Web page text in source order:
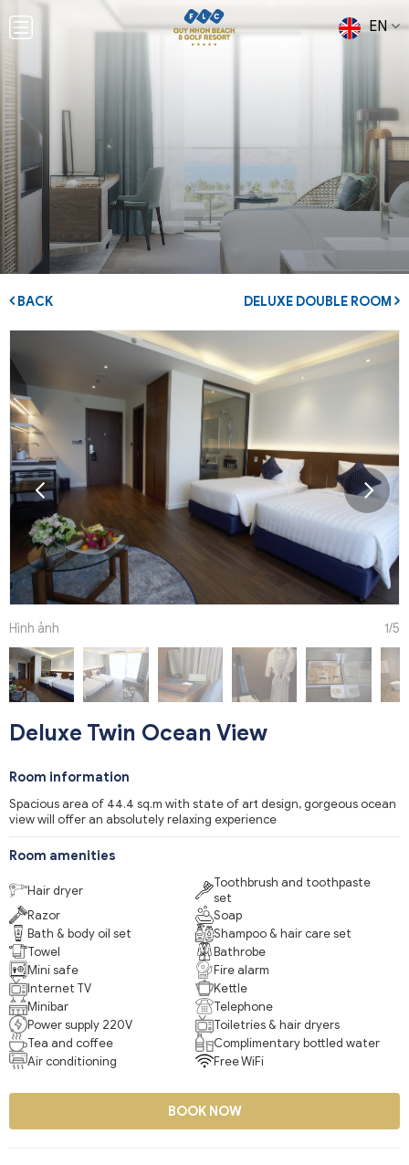
EN
BACK DELUXE DOUBLE ROOM
Hình ảnh 1/5
Deluxe Twin Ocean View
Room information
Spacious area of 44.4 sq.m with state of art design, gorgeous ocean
view will offer an absolutely relaxing experience
Room amenities
Hair dryer
Toothbrush and toothpaste
set
Razor
Soap
Bath & body oil set
Shampoo & hair care set
Towel
Bathrobe
Mini safe
Fire alarm
Internet TV
Kettle
Minibar
Telephone
Power supply 220V
Toiletries & hair dryers
Tea and coffee
Complimentary bottled water
Air conditioning
Free WiFi
BOOK NOW